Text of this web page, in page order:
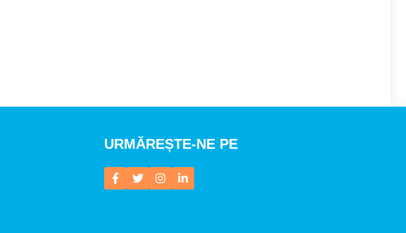
URMĂREȘTE-NE PE